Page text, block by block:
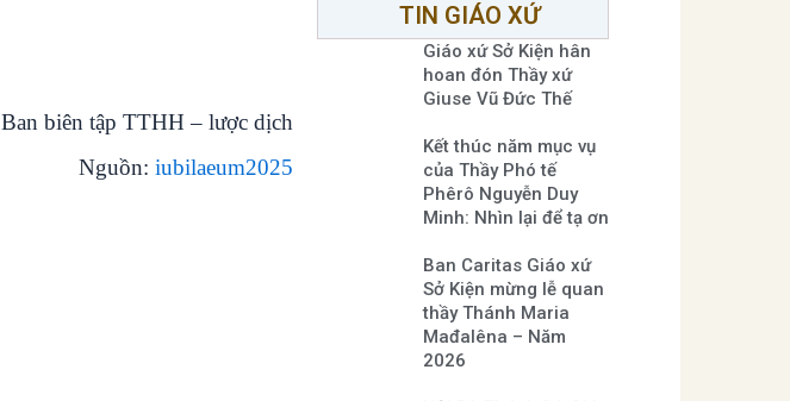
Ban biên tập TTHH – lược dịch
Nguồn: iubilaeum2025
TIN GIÁO XỨ
Giáo xứ Sở Kiện hân
hoan đón Thầy xứ
Giuse Vũ Đức Thế
Kết thúc năm mục vụ
của Thầy Phó tế
Phêrô Nguyễn Duy
Minh: Nhìn lại để tạ ơn
Ban Caritas Giáo xứ
Sở Kiện mừng lễ quan
thầy Thánh Maria
Mađalêna – Năm
2026